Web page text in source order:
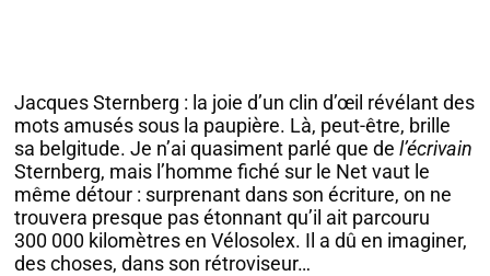
Jacques Sternberg : la joie d’un clin d’œil révélant des
mots amusés sous la paupière. Là, peut-être, brille
sa belgitude. Je n’ai quasiment parlé que del’écrivain
Sternberg, mais l’homme fiché sur le Net vaut le
même détour : surprenant dans son écriture, on ne
trouvera presque pas étonnant qu’il ait parcouru
300 000 kilomètres en Vélosolex. Il a dû en imaginer,
des choses, dans son rétroviseur…